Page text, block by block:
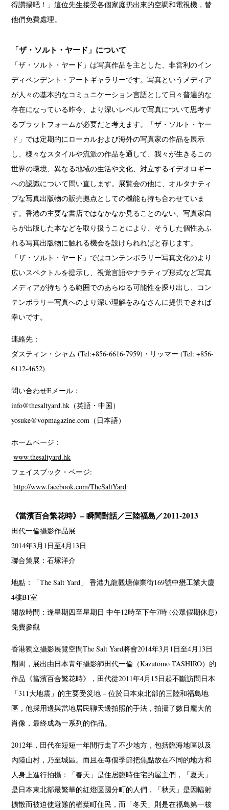
得讚揚吧！」這位先生接受各個家庭扔出來的空調和電視機，替
他們免費處理。
「ザ・ソルト・ヤード」について
「ザ・ソルト・ヤード」は写真作品を主とした、非営利のイン
ディペンデント・アートギャラリーです。写真というメディア
が人々の基本的なコミュニケーション言語として日々普遍的な
存在になっている昨今、より深いレベルで写真について思考す
るプラットフォームが必要だと考えます。「ザ・ソルト・ヤー
ド」では定期的にローカルおよび海外の写真家の作品を展示
し、様々なスタイルや流派の作品を通して、我々が生きるこの
世界の環境、異なる地域の生活や文化、対立するイデオロギー
への認識について問い直します。展覧会の他に、オルタナティ
ブな写真出版物の販売拠点としての機能も持ち合わせていま
す。香港の主要な書店ではなかなか見ることのない、写真家自
らが出版した本などを取り扱うことにより、そうした個性あふ
れる写真出版物に触れる機会を設けられればと存じます。
「ザ・ソルト・ヤード」ではコンテンポラリー写真文化のより
広いスペクトルを提示し、視覚言語やナラティブ形式など写真
メディアが持ちうる範囲でのあらゆる可能性を探り出し、コン
テンポラリー写真へのより深い理解をみなさんに提供できれば
幸いです。
連絡先：
ダスティン・シャム (Tel:+856-6616-7959)・リッマー (Tel: +856-
6112-4652)
問い合わせEメール：
info@thesaltyard.hk（英語・中国）
yosuke@vopmagazine.com（日本語）
ホームページ：
www.thesaltyard.hk
フェイスブック・ページ:
http://www.facebook.com/TheSaltYard
《當濱百合繁花時》– 瞬間對話／三陸福島／2011-2013
田代一倫攝影作品展
2014年3月1日至4月13日
聯合策展：石塚洋介
地點：「The Salt Yard」 香港九龍觀塘偉業街169號中懋工業大廈
4樓B1室
開放時間：逢星期四至星期日 中午12時至下午7時 (公眾假期休息)
免費參觀
香港獨立攝影展覽空間The Salt Yard將會2014年3月1日至4月13日
期間，展出由日本青年攝影師田代一倫（Kazutomo TASHIRO）的
作品《當濱百合繁花時》，田代從2011年4月15日起不斷訪問日本
「311大地震」的主要受災地 – 位於日本東北部的三陸和福島地
區，他採用邊與當地居民聊天邊拍照的手法，拍攝了數目龐大的
肖像，最終成為一系列的作品。
2012年，田代在短短一年間行走了不少地方，包括臨海地區以及
內陸山村，乃至城區。而且在每個季節把焦點放在不同的地方和
人身上進行拍攝：「春天」是住居臨時住宅的屋主們，「夏天」
是日本東北部最繁華的紅燈區國分町的人們，「秋天」是因輻射
擴散而被迫使避難的楢葉町住民，而「冬天」則是在福島第一核